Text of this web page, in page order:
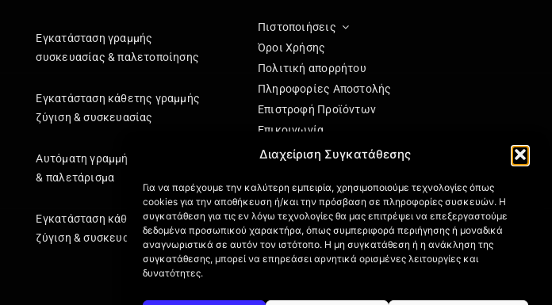
Διαχείριση Συγκατάθεσης
Για να παρέχουμε την καλύτερη εμπειρία, χρησιμοποιούμε τεχνολογίες όπως
cookies για την αποθήκευση ή/και την πρόσβαση σε πληροφορίες συσκευών. Η
συγκατάθεση για τις εν λόγω τεχνολογίες θα μας επιτρέψει να επεξεργαστούμε
δεδομένα προσωπικού χαρακτήρα, όπως συμπεριφορά περιήγησης ή μοναδικά
αναγνωριστικά σε αυτόν τον ιστότοπο. Η μη συγκατάθεση ή η ανάκληση της
συγκατάθεσης, μπορεί να επηρεάσει αρνητικά ορισμένες λειτουργίες και
δυνατότητες.
Εγκατάσταση γραμμής
συσκευασίας & παλετοποίησης
Εγκατάσταση κάθετης γραμμής
ζύγιση & συσκευασίας
Αυτόματη γραμμή κιβωτιοποίησης
& παλετάρισμα
Εγκατάσταση κάθετης γραμμής
ζύγιση & συσκευασίας
Πιστοποιήσεις
Όροι Χρήσης
Πολιτική απορρήτου
Πληροφορίες Αποστολής
Επιστροφή Προϊόντων
Επικοινωνία
Πολιτική Cookies (ΕΕ)